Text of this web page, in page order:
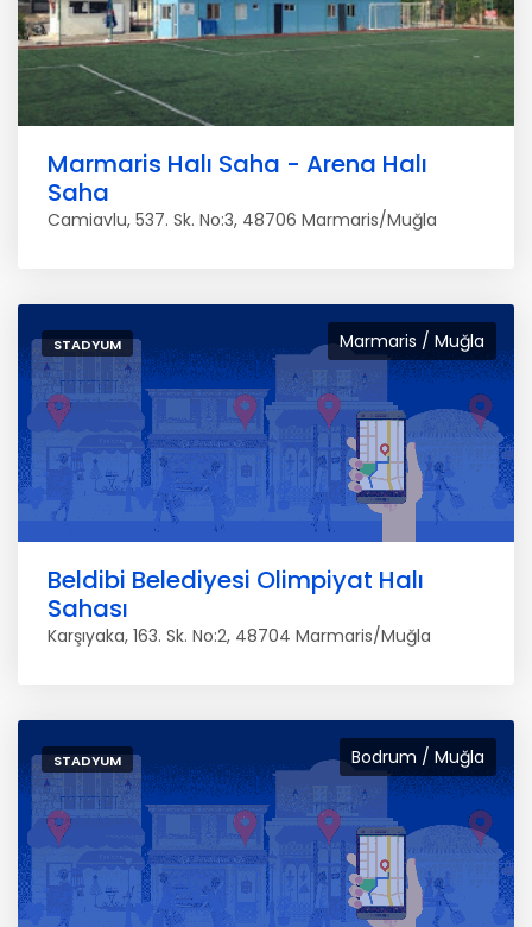
Marmaris Halı Saha - Arena Halı
Saha
Camiavlu, 537. Sk. No:3, 48706 Marmaris/Muğla
Marmaris / Muğla
STADYUM
Beldibi Belediyesi Olimpiyat Halı
Sahası
Karşıyaka, 163. Sk. No:2, 48704 Marmaris/Muğla
Bodrum / Muğla
STADYUM